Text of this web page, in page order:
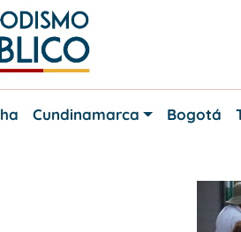
Cundinamarca Bogotá